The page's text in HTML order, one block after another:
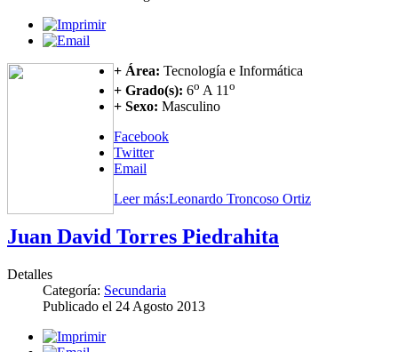
+ Área: Tecnología e Informática
+ Grado(s): 6o A 11 o
+ Sexo: Masculino
Facebook
Twitter
Email
Leer más:Leonardo Troncoso Ortiz
Juan David Torres Piedrahita
Detalles
Categoría: Secundaria
Publicado el 24 Agosto 2013